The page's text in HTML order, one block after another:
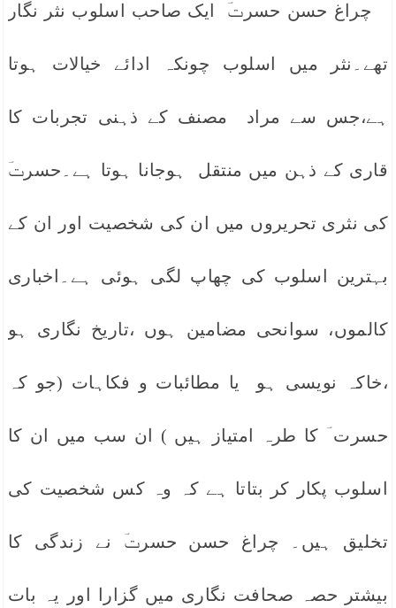
چراغ حسن حسرتؔ ایک صاحب اسلوب نثر نگار
تھے۔نثر میں اسلوب چونکہ ادائے خیالات ہوتا
ہے،جس سے مراد مصنف کے ذہنی تجربات کا
قاری کے ذہن میں منتقل ہوجانا ہوتا ہے۔حسرتؔ
کی نثری تحریروں میں ان کی شخصیت اور ان کے
بہترین اسلوب کی چھاپ لگی ہوئی ہے۔اخباری
کالموں، سوانحی مضامین ہوں ،تاریخ نگاری ہو
،خاکہ نویسی ہو یا مطائبات و فکاہات (جو کہ
حسرت ؔ کا طرہ امتیاز ہیں ) ان سب میں ان کا
اسلوب پکار کر بتاتا ہے کہ وہ کس شخصیت کی
تخلیق ہیں۔ چراغ حسن حسرتؔ نے زندگی کا
بیشتر حصہ صحافت نگاری میں گزارا اور یہ بات